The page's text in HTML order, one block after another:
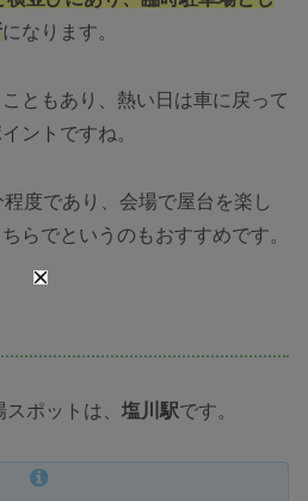
になります。
ともあり、熱い日は車に戻って
ントですね。
度であり、会場で屋台を楽し
らでというのもおすすめです。
ポットは、 塩川駅です。